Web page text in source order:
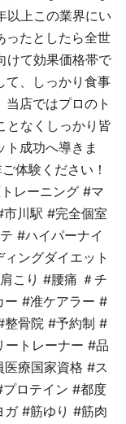
上この業界にい
たとしたら全世
けて効果価格帯で
、しっかり食事
店ではプロのト
となくしっかり皆
成功へ導きま
体験ください！
レーニング #マ
川駅 #完全個室
#ハイパーナイ
ングダイエット
こり #腰痛 ＃チ
ー #准ケアラー #
整骨院 #予約制 #
ートレーナー #品
療国家資格 #ス
ロテイン #都度
#筋ゆり #筋肉